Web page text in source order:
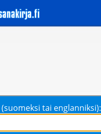
tai englanniksi):